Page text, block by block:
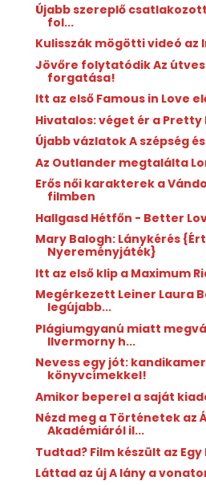
Újabb szereplő
fol...
Kulisszák mögötti videó az
Jövőre folytatódik Az
forgatása!
Itt az első Famous in Love
Hivatalos: véget ér a Pretty
Újabb vázlatok A szépség
Az Outlander megtalálta
Erős női karakterek a
filmben
Hallgasd Hétfőn - Better
Mary Balogh: Lánykérés
Nyereményjáték}
Itt az első klip a Maximum
Megérkezett Leiner Laura
legújabb...
Plágiumgyanú miatt
Ilvermorny h...
Nevess egy jót:
könyvcímekkel!
Amikor beperel a saját
Nézd meg a Történetek az
Akadémiáról il...
Tudtad? Film készült az
Láttad az új A lány a